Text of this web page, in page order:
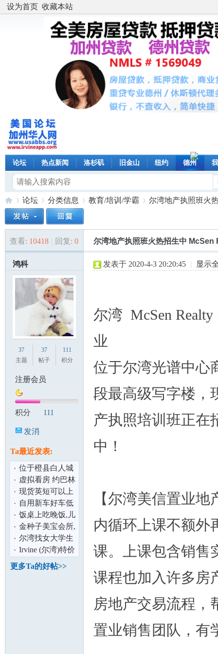
设为首页 收藏本站
论坛 热点新闻 洛杉矶 旧金山 纽约 德州
美»
论坛
›
分类信息 教育/培训/学霸
›
尔湾地产执照班火
查看: 10418 | 回复: 0 尔湾地产执照班火热招生中 McSen
鸿科
37
主题
37
帖子
111
积分
注册会员
积分 111
发消
Ta最近发表:
位于橙县白人城
市约巴林达
（Yorba Linda)雅
虚拟看房 约巴林
达(Yorba Linda)
独立屋精选
现货英短可以上
门看
自用新车好车低
价全险带导航带
Car seat,无
饭桌上吃晚饭,儿
子突然问老
宋：“爸爸！你
金种子美宝会所,
山景别墅,纯正美
式生活,欢
尔湾找女大学生
丶留学生寄宿
Irvine (尔湾)特价
高端公寓丶
townhouse 房
更多Ta的好帖>>
发表于 2020-4-3 20:20:45 | 显示
尔湾 McSen
业
位于尔湾光谱中心
段最高级写字楼，
产执照培训班正在
中！
【尔‌湾美信‌置‌业‌
内‌循‌环上‌课不‌额‌外
课。上‌课‌包‌含‌销‌售‌
课程也加入许多房
房地产交易流程，
置‌业‌销‌售‌团‌队，有‌